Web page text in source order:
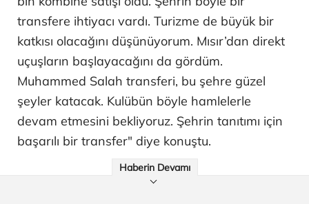
transfere ihtiyacı vardı. Turizme de büyük bir
katkısı olacağını düşünüyorum. Mısır’dan direkt
uçuşların başlayacağını da gördüm.
Muhammed Salah transferi, bu şehre güzel
şeyler katacak. Kulübün böyle hamlelerle
devam etmesini bekliyoruz. Şehrin tanıtımı için
başarılı bir transfer" diye konuştu.
Haberin Devamı